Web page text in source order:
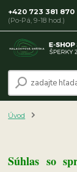
+420 723 381 870
(Po-Pá, 9-18 hod.)
Úvod
Súhlas so